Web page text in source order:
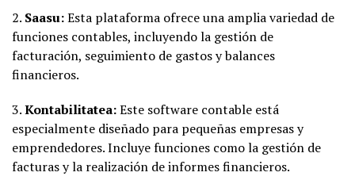
2. Saasu:Esta plataforma ofrece una amplia variedad de
funciones contables, incluyendo la gestión de
facturación, seguimiento de gastos y balances
financieros.
3.Kontabilitatea:Este software contable está
especialmente diseñado para pequeñas empresas y
emprendedores. Incluye funciones como la gestión de
facturas y la realización de informes financieros.